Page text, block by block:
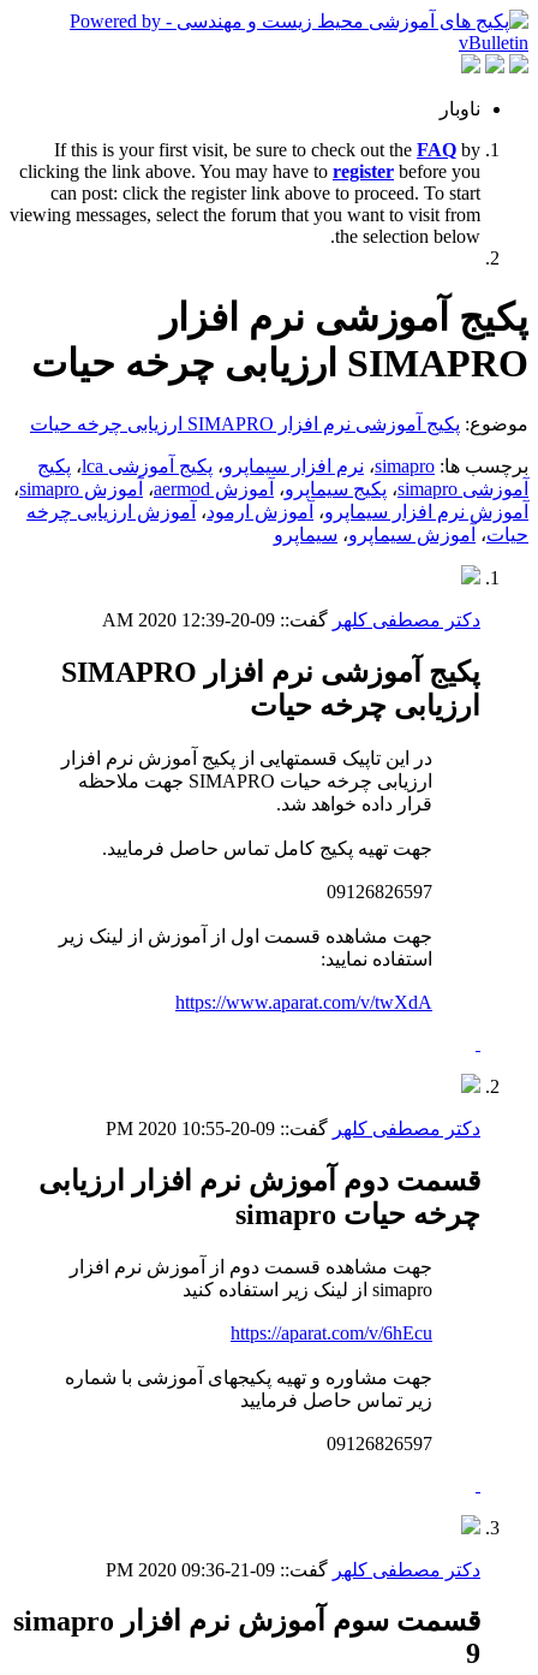
ناوبار
If this is your first visit, be sure to check out the FAQ by
clicking the link above. You may have to register before you
can post: click the register link above to proceed. To start
viewing messages, select the forum that you want to visit from
the selection below.
پکیج آموزشی نرم افزار
SIMAPRO ارزیابی چرخه حیات
موضوع: پکیج آموزشی نرم افزار SIMAPRO ارزیابی چرخه حیات
برچسب ها: simapro، نرم افزار سیماپرو، پکیج آموزشی lca ، پکیج
آموزشی simapro
، پکیج سیماپرو، آموزش aermod ، آموزش simapro
،
آموزش نرم افزار سیماپرو، آموزش ارمود، آموزش ارزیابی چرخه
حیات، آموزش سیماپرو، سیماپرو
دکتر مصطفی کلهر گفت:: 09-20-2020
12:39 AM
پکیج آموزشی نرم افزار SIMAPRO
ارزیابی چرخه حیات
در این تاپیک قسمتهایی از پکیج آموزش نرم افزار
ارزیابی چرخه حیات SIMAPRO جهت ملاحظه
قرار داده خواهد شد.
جهت تهیه پکیج کامل تماس حاصل فرمایید.
09126826597
جهت مشاهده قسمت اول از آموزش از لینک زیر
استفاده نمایید:
https://www.aparat.com/v/twXdA
دکتر مصطفی کلهر گفت:: 09-20-2020
10:55 PM
قسمت دوم آموزش نرم افزار ارزیابی
چرخه حیات simapro
جهت مشاهده قسمت دوم از آموزش نرم افزار
simapro از لینک زیر استفاده کنید
https://aparat.com/v/6hEcu
جهت مشاوره و تهیه پکیجهای آموزشی با شماره
زیر تماس حاصل فرمایید
09126826597
دکتر مصطفی کلهر گفت:: 09-21-2020
09:36 PM
قسمت سوم آموزش نرم افزار simapro
9